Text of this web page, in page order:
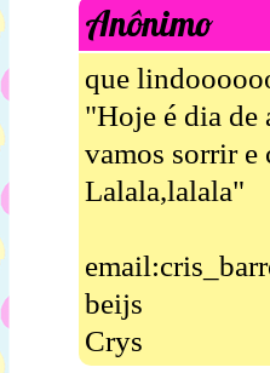
Anônimo
que
"Hoje é dia de
vamos sorrir e
Lalala,lalala"
beijs
Crys